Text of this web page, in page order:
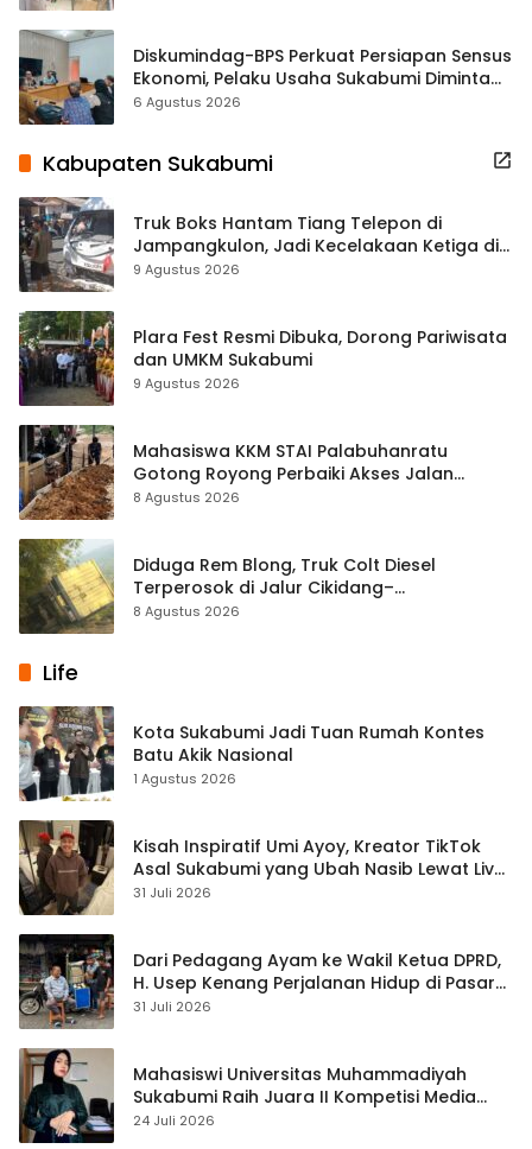
Diskumindag-BPS Perkuat Persiapan Sensus
Ekonomi, Pelaku Usaha Sukabumi Diminta
Terbuka Beri Data
6 Agustus 2026
Kabupaten Sukabumi
Truk Boks Hantam Tiang Telepon di
Jampangkulon, Jadi Kecelakaan Ketiga di
Titik yang Sama
9 Agustus 2026
Plara Fest Resmi Dibuka, Dorong Pariwisata
dan UMKM Sukabumi
9 Agustus 2026
Mahasiswa KKM STAI Palabuhanratu
Gotong Royong Perbaiki Akses Jalan
Majelis Ta’lim di Sagaranten
8 Agustus 2026
Diduga Rem Blong, Truk Colt Diesel
Terperosok di Jalur Cikidang–
Palabuhanratu
8 Agustus 2026
Life
Kota Sukabumi Jadi Tuan Rumah Kontes
Batu Akik Nasional
1 Agustus 2026
Kisah Inspiratif Umi Ayoy, Kreator TikTok
Asal Sukabumi yang Ubah Nasib Lewat Live
Streaming
31 Juli 2026
Dari Pedagang Ayam ke Wakil Ketua DPRD,
H. Usep Kenang Perjalanan Hidup di Pasar
Cisaat
31 Juli 2026
Mahasiswi Universitas Muhammadiyah
Sukabumi Raih Juara II Kompetisi Media
Pembelajaran Digital Tingkat Internasional
24 Juli 2026